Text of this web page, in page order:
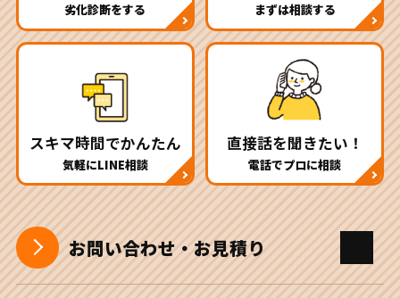
劣化診断をする まずは相談する
スキマ時間でかんたん
気軽にLINE相談
直接話を聞きたい！
電話でプロに相談
お問い合わせ・お見積り